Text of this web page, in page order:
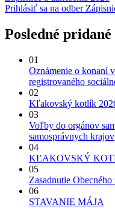
Prihlásiť sa na odber
Posledné pridané
01
Oznámenie o konaní
registrovaného
02
Kľakovský kotlík
03
Voľby do orgánov
samosprávnych krajov
04
KĽAKOVSKÝ
05
Zasadnutie
06
STAVANIE MÁJA